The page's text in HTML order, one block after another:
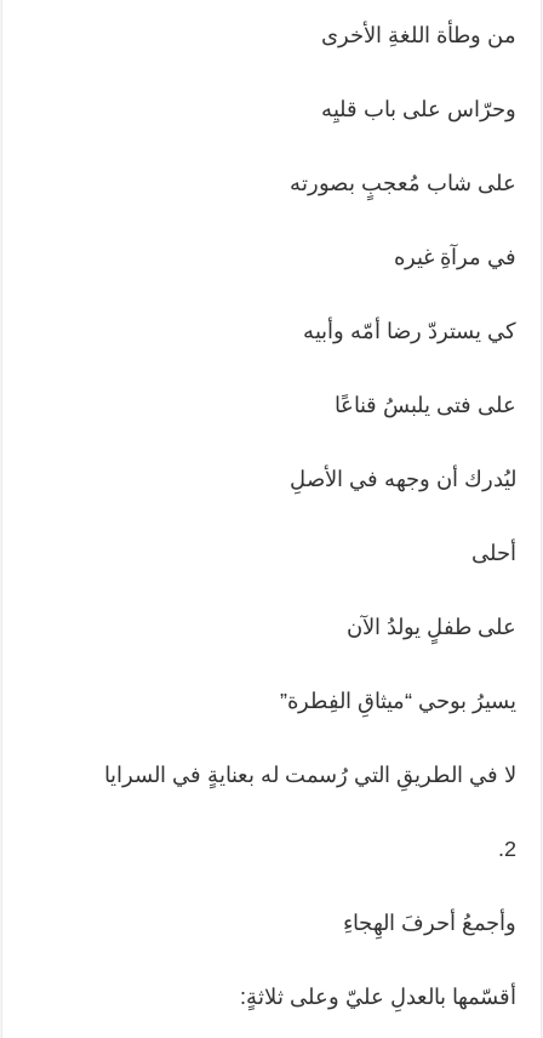
من وطأة اللغةِ الأخرى
وحرّاس على باب قليِه
على شاب مُعجبٍ بصورته
في مرآةِ غيره
كي يستردّ رضا أمّه وأبيه
على فتى يلبسُ قناعًا
ليُدرك أن وجهه في الأصلِ
أحلى
على طفلٍ يولدُ الآن
يسيرُ بوحي “ميثاقِ الفِطرة”
لا في الطريقِ التي رُسمت له بعنايةٍ في السرايا
2.
وأجمعُ أحرفَ الهِجاءِ
أقسّمها بالعدلِ عليّ وعلى ثلاثةٍ: